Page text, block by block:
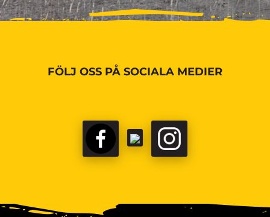
FÖLJ OSS PÅ SOCIALA MEDIER